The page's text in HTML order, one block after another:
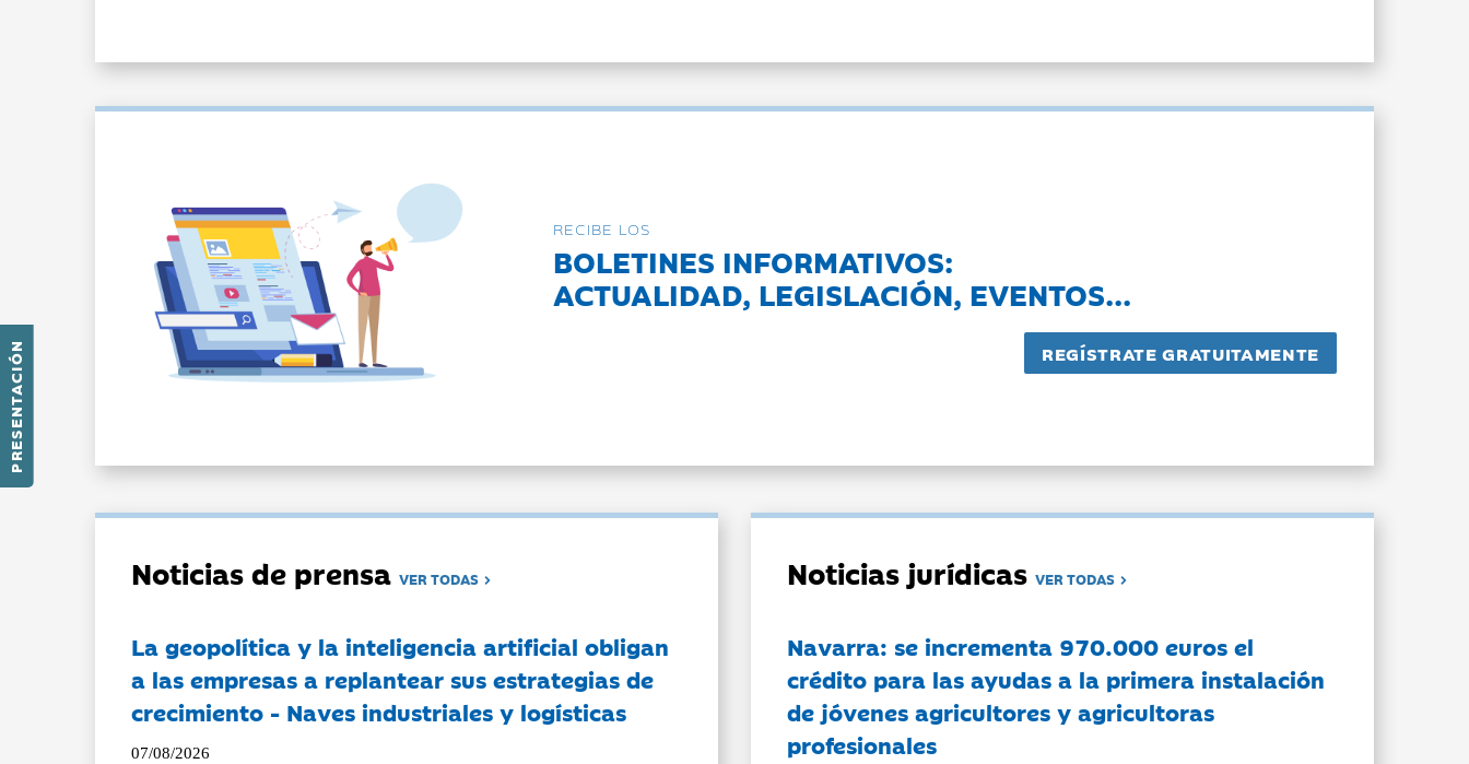
PRESENTACIÓN
RECIBE LOS
BOLETINES INFORMATIVOS:
ACTUALIDAD, LEGISLACIÓN, EVENTOS...
Noticias de prensaVER TODAS
La geopolítica y la inteligencia artificial obligan
a las empresas a replantear sus estrategias de
crecimiento - Naves industriales y logísticas
07/08/2026
Noticias jurídicasVER TODAS
Navarra: se incrementa 970.000 euros el
crédito para las ayudas a la primera instalación
de jóvenes agricultores y agricultoras
profesionales